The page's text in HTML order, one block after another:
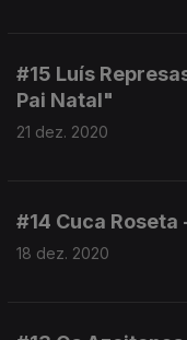
#15 Luís
Pai Natal"
21 dez. 2020
#14 Cuca
18 dez. 2020